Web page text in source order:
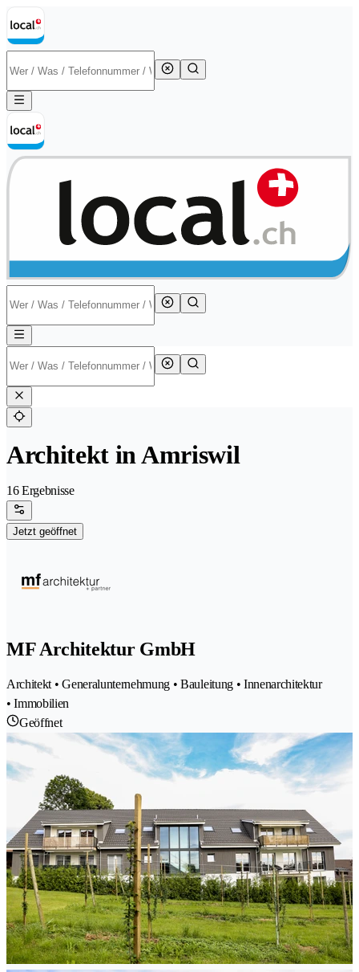
Architekt in Amriswil
16 Ergebnisse
Jetzt geöffnet
MF Architektur GmbH
Architekt • Generalunternehmung • Bauleitung • Innenarchitektur
• Immobilien
Geöffnet